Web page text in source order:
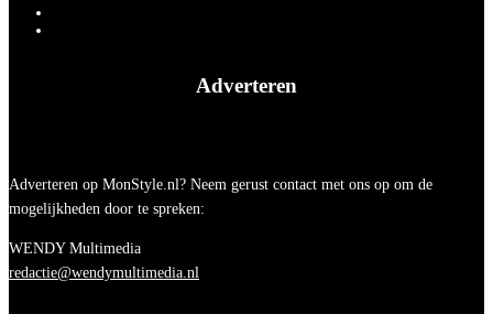
Adverteren
Adverteren op MonStyle.nl? Neem gerust contact met ons op om de
mogelijkheden door te spreken:
WENDY Multimedia
redactie@wendymultimedia.nl